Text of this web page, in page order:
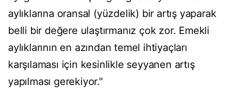
aylıklarına oransal (yüzdelik) bir artış yaparak
belli bir değere ulaştırmanız çok zor. Emekli
aylıklarının en azından temel ihtiyaçları
karşılaması için kesinlikle seyyanen artış
yapılması gerekiyor."